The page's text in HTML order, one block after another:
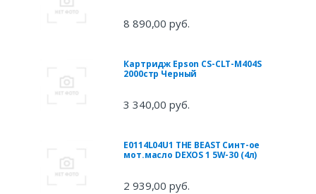
8 890,00 руб.
Картридж Epson CS-CLT-M404S
2000стр Черный
3 340,00 руб.
E0114L04U1 THE BEAST Синт-ое
мот.масло DEXOS 1 5W-30 (4л)
2 939,00 руб.